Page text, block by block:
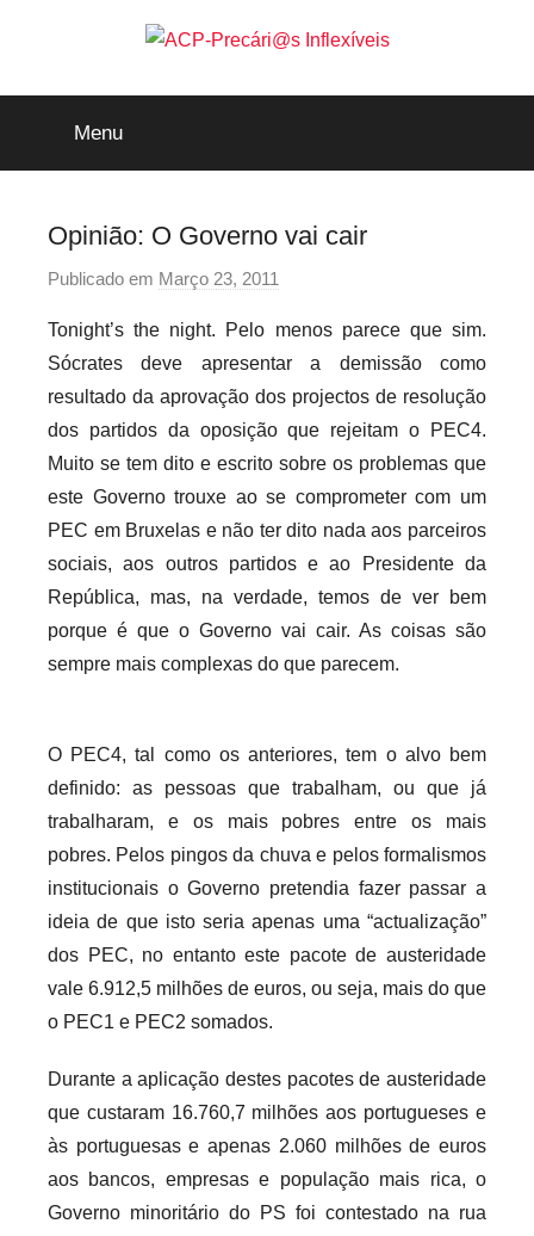
ACP-
Precári@s
Inflexíveis
Menu
Opinião: O Governo vai cair
Publicado em Março 23, 2011
r
p
r
e
c
a
r
i
o
v
e
i
s
Tonight’s the night. Pelo menos parece que sim.
Sócrates deve apresentar a demissão como
resultado da aprovação dos projectos de resolução
dos partidos da oposição que rejeitam o PEC4.
Muito se tem dito e escrito sobre os problemas que
este Governo trouxe ao se comprometer com um
PEC em Bruxelas e não ter dito nada aos parceiros
sociais, aos outros partidos e ao Presidente da
República, mas, na verdade, temos de ver bem
porque é que o Governo vai cair. As coisas são
sempre mais complexas do que parecem.
O PEC4, tal como os anteriores, tem o alvo bem
definido: as pessoas que trabalham, ou que já
trabalharam, e os mais pobres entre os mais
pobres. Pelos pingos da chuva e pelos formalismos
institucionais o Governo pretendia fazer passar a
ideia de que isto seria apenas uma “actualização”
dos PEC, no entanto este pacote de austeridade
vale 6.912,5 milhões de euros, ou seja, mais do que
o PEC1 e PEC2 somados.
Durante a aplicação destes pacotes de austeridade
que custaram 16.760,7 milhões aos portugueses e
às portuguesas e apenas 2.060 milhões de euros
aos bancos, empresas e população mais rica, o
Governo minoritário do PS foi contestado na rua